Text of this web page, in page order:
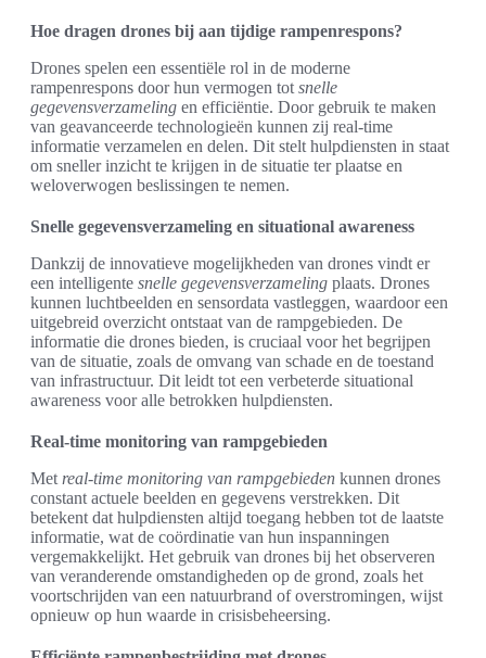
Hoe dragen drones bij aan tijdige rampenrespons?
Drones spelen een essentiële rol in de moderne
rampenrespons door hun vermogen tot snelle
gegevensverzameling en efficiëntie. Door gebruik te maken
van geavanceerde technologieën kunnen zij real-time
informatie verzamelen en delen. Dit stelt hulpdiensten in staat
om sneller inzicht te krijgen in de situatie ter plaatse en
weloverwogen beslissingen te nemen.
Snelle gegevensverzameling en situational awareness
Dankzij de innovatieve mogelijkheden van drones vindt er
een intelligente snelle gegevensverzameling plaats. Drones
kunnen luchtbeelden en sensordata vastleggen, waardoor een
uitgebreid overzicht ontstaat van de rampgebieden. De
informatie die drones bieden, is cruciaal voor het begrijpen
van de situatie, zoals de omvang van schade en de toestand
van infrastructuur. Dit leidt tot een verbeterde situational
awareness voor alle betrokken hulpdiensten.
Real-time monitoring van rampgebieden
Met real-time monitoring van rampgebieden kunnen drones
constant actuele beelden en gegevens verstrekken. Dit
betekent dat hulpdiensten altijd toegang hebben tot de laatste
informatie, wat de coördinatie van hun inspanningen
vergemakkelijkt. Het gebruik van drones bij het observeren
van veranderende omstandigheden op de grond, zoals het
voortschrijden van een natuurbrand of overstromingen, wijst
opnieuw op hun waarde in crisisbeheersing.